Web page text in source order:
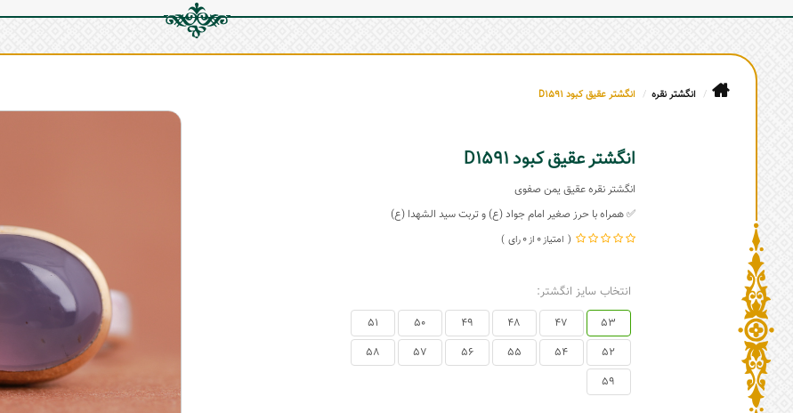
انگشتر نقره انگشتر عقیق کبود D1591
انگشتر عقیق کبود D1591
انگشتر نقره عقیق یمن صفوی
✅ همراه با حرز صغیر امام جواد (ع) و تربت سید الشهدا (ع)
0
0
انتخاب سایز انگشتر:
53
47
48
49
50
51
52
54
55
56
57
58
59